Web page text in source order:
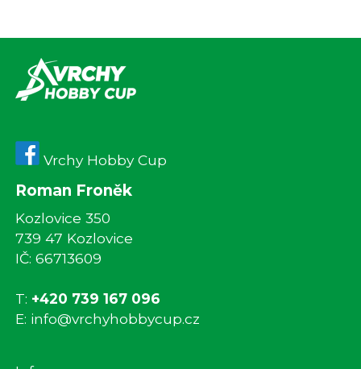
Vrchy Hobby Cup
Roman Froněk
Kozlovice 350
739 47 Kozlovice
IČ: 66713609
T: +420 739 167 096
E: info@vrchyhobbycup.cz